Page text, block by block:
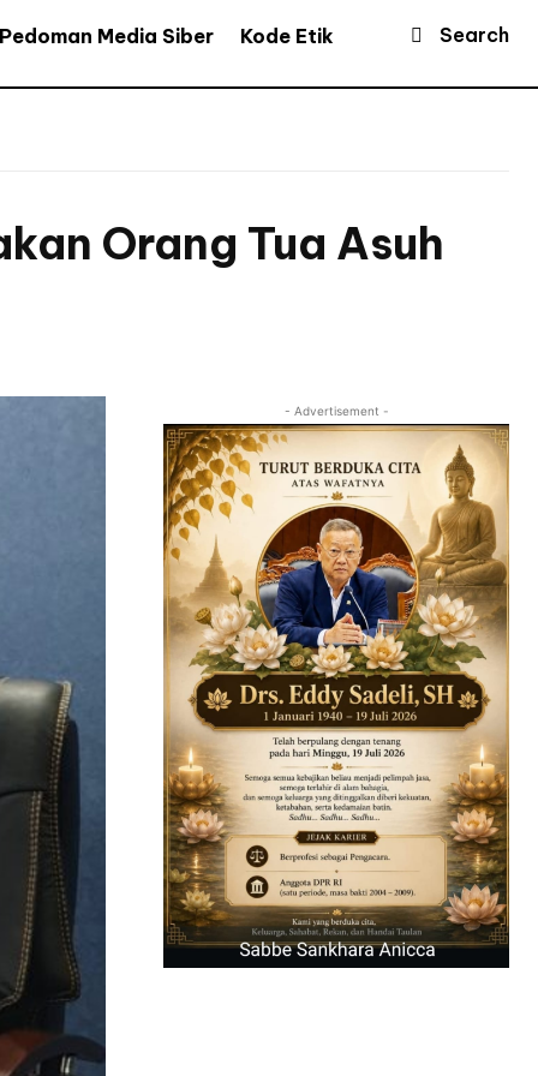
Pedoman Media Siber Kode Etik Search
Orang Tua Asuh
- Advertisement -